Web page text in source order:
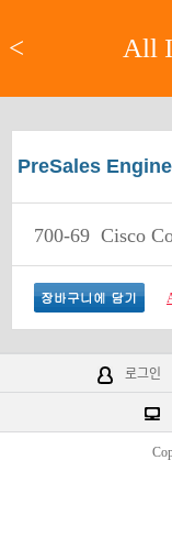
< All
PreSales
700-69 Cisco
로그인